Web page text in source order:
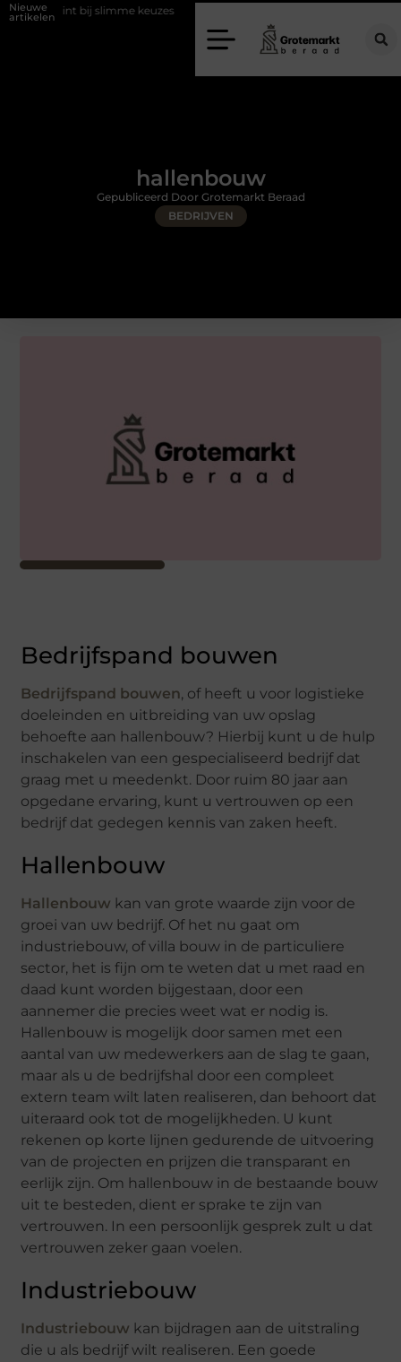
Nieuwe
artikelen
slimme keuzes Waarom kiezen voor een rijschool in Utrecht?
hallenbouw
BEDRIJVEN
Gepubliceerd Door Grotemarkt Beraad
Bedrijfspand bouwen
Bedrijfspand bouwen, of heeft u voor logistieke
doeleinden en uitbreiding van uw opslag
behoefte aan hallenbouw? Hierbij kunt u de hulp
inschakelen van een gespecialiseerd bedrijf dat
graag met u meedenkt. Door ruim 80 jaar aan
opgedane ervaring, kunt u vertrouwen op een
bedrijf dat gedegen kennis van zaken heeft.
Hallenbouw
Hallenbouw kan van grote waarde zijn voor de
groei van uw bedrijf. Of het nu gaat om
industriebouw, of villa bouw in de particuliere
sector, het is fijn om te weten dat u met raad en
daad kunt worden bijgestaan, door een
aannemer die precies weet wat er nodig is.
Hallenbouw is mogelijk door samen met een
aantal van uw medewerkers aan de slag te gaan,
maar als u de bedrijfshal door een compleet
extern team wilt laten realiseren, dan behoort dat
uiteraard ook tot de mogelijkheden. U kunt
rekenen op korte lijnen gedurende de uitvoering
van de projecten en prijzen die transparant en
eerlijk zijn. Om hallenbouw in de bestaande bouw
uit te besteden, dient er sprake te zijn van
vertrouwen. In een persoonlijk gesprek zult u dat
vertrouwen zeker gaan voelen.
Industriebouw
Industriebouw kan bijdragen aan de uitstraling
die u als bedrijf wilt realiseren. Een goede